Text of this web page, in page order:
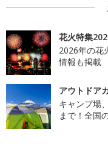
花火特集
2026年の花
情報も掲載
アウトドア
キャンプ場
まで！全国